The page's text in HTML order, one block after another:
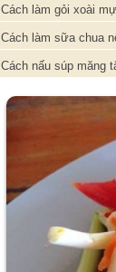
Cách làm gỏi xoài
Cách làm sữa chua
Cách nấu súp măng